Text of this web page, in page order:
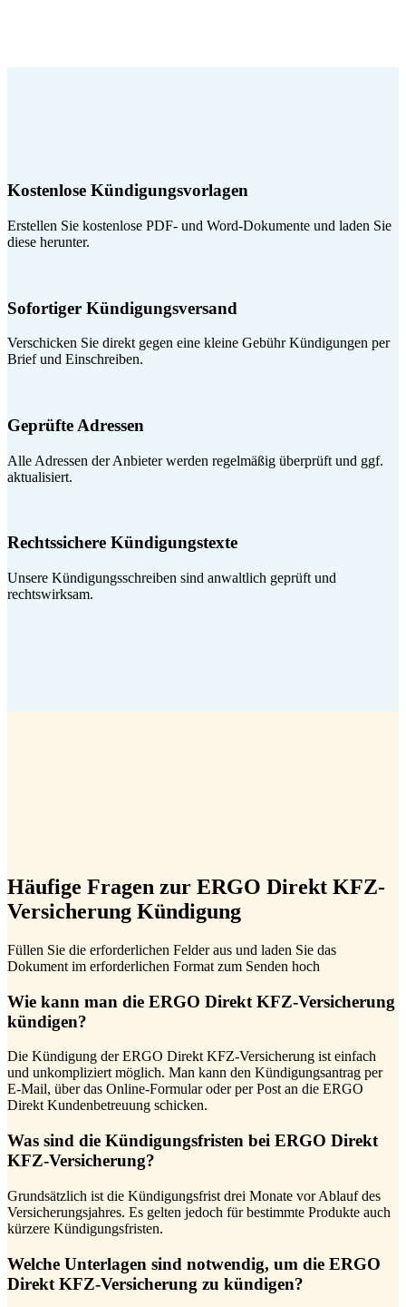
Kostenlose Kündigungsvorlagen
Erstellen Sie kostenlose PDF- und Word-Dokumente und laden Sie
diese herunter.
Sofortiger Kündigungsversand
Verschicken Sie direkt gegen eine kleine Gebühr Kündigungen per
Brief und Einschreiben.
Geprüfte Adressen
Alle Adressen der Anbieter werden regelmäßig überprüft und ggf.
aktualisiert.
Rechtssichere Kündigungstexte
Unsere Kündigungsschreiben sind anwaltlich geprüft und
rechtswirksam.
Häufige Fragen zur ERGO Direkt KFZ-
Versicherung Kündigung
Füllen Sie die erforderlichen Felder aus und laden Sie das
Dokument im erforderlichen Format zum Senden hoch
Wie kann man die ERGO Direkt KFZ-Versicherung
kündigen?
Die Kündigung der ERGO Direkt KFZ-Versicherung ist einfach
und unkompliziert möglich. Man kann den Kündigungsantrag per
E-Mail, über das Online-Formular oder per Post an die ERGO
Direkt Kundenbetreuung schicken.
Was sind die Kündigungsfristen bei ERGO Direkt
KFZ-Versicherung?
Grundsätzlich ist die Kündigungsfrist drei Monate vor Ablauf des
Versicherungsjahres. Es gelten jedoch für bestimmte Produkte auch
kürzere Kündigungsfristen.
Welche Unterlagen sind notwendig, um die ERGO
Direkt KFZ-Versicherung zu kündigen?